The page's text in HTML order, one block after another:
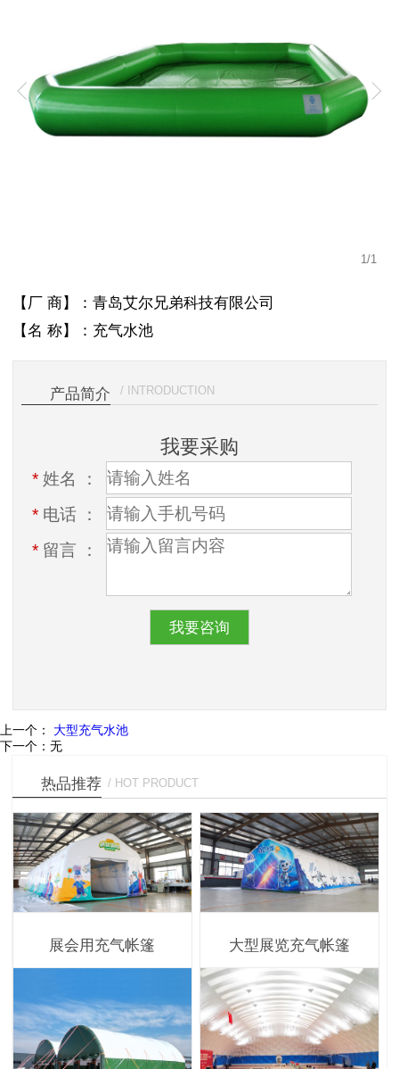
1/1
【厂 商】：青岛艾尔兄弟科技有限公司
【名 称】：充气水池
产品简介 / INTRODUCTION
我要采购
* 姓名 ：
* 电话 ：
* 留言 ：
上一个： 大型充气水池
下一个： 无
热品推荐 / HOT PRODUCT
展会用充气帐篷 大型展览充气帐篷